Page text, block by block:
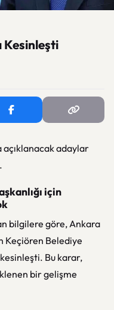
Kesinleşti
adaylar
için
bilgilere göre, Ankara
Keçiören Belediye
kesinleşti. Bu karar,
bir gelişme